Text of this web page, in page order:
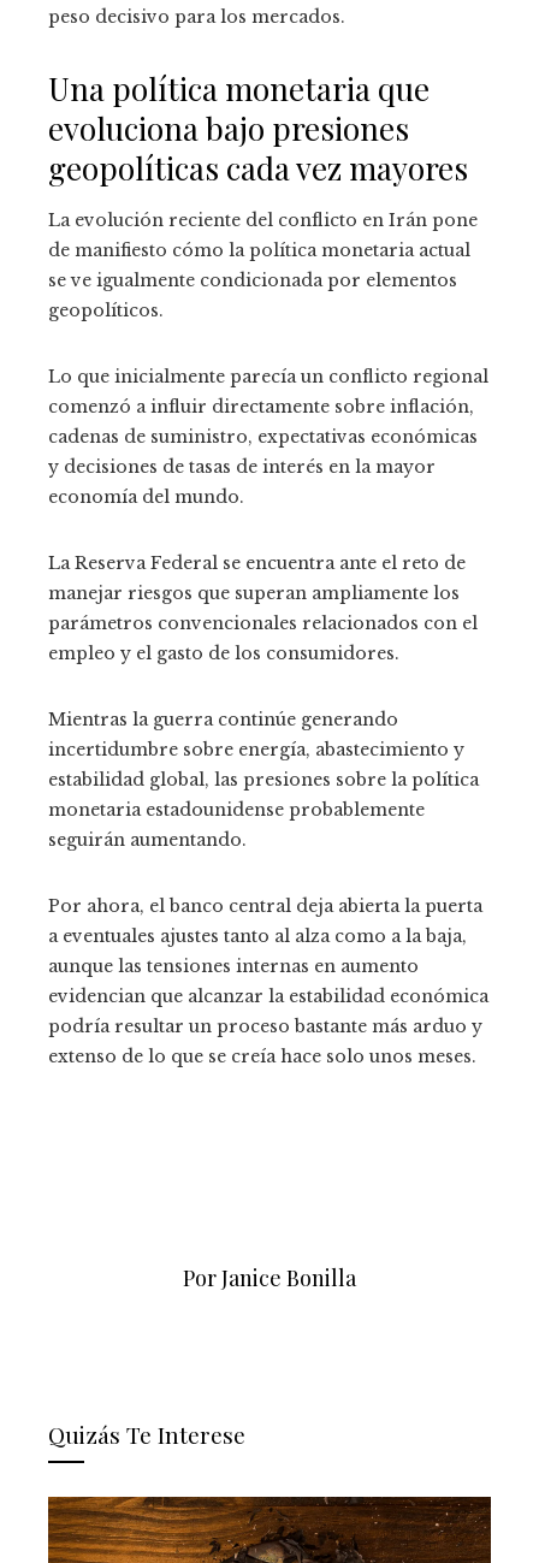
peso decisivo para los mercados.
Una política monetaria que
evoluciona bajo presiones
geopolíticas cada vez mayores
La evolución reciente del conflicto en Irán pone
de manifiesto cómo la política monetaria actual
se ve igualmente condicionada por elementos
geopolíticos.
Lo que inicialmente parecía un conflicto regional
comenzó a influir directamente sobre inflación,
cadenas de suministro, expectativas económicas
y decisiones de tasas de interés en la mayor
economía del mundo.
La Reserva Federal se encuentra ante el reto de
manejar riesgos que superan ampliamente los
parámetros convencionales relacionados con el
empleo y el gasto de los consumidores.
Mientras la guerra continúe generando
incertidumbre sobre energía, abastecimiento y
estabilidad global, las presiones sobre la política
monetaria estadounidense probablemente
seguirán aumentando.
Por ahora, el banco central deja abierta la puerta
a eventuales ajustes tanto al alza como a la baja,
aunque las tensiones internas en aumento
evidencian que alcanzar la estabilidad económica
podría resultar un proceso bastante más arduo y
extenso de lo que se creía hace solo unos meses.
Por Janice Bonilla
Quizás Te Interese